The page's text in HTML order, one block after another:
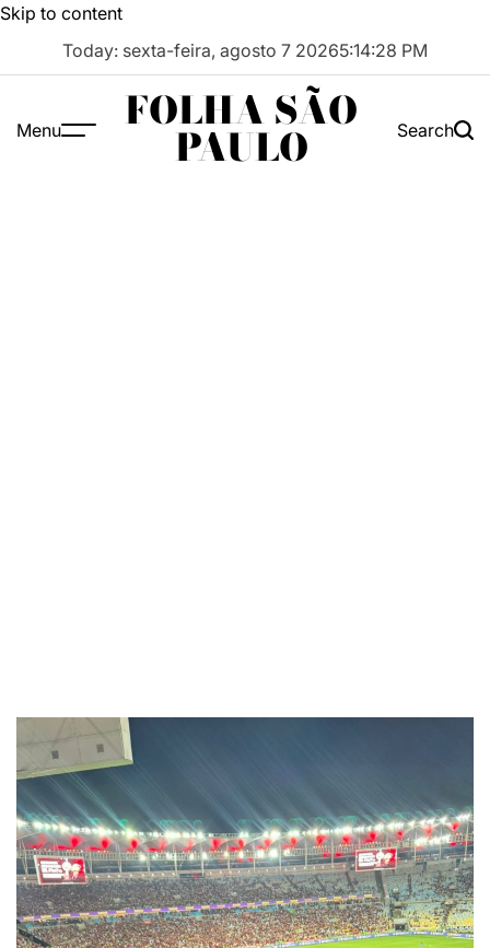
Skip to content
Today: sexta-feira, agosto 7 20265:14:29 PM
Menu FOLHA SÃO
PAULO Search